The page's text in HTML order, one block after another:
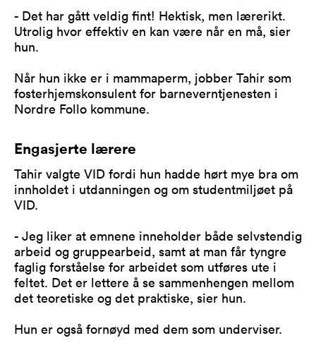
- Det har gått veldig fint! Hektisk, men lærerikt.
Utrolig hvor effektiv en kan være når en må, sier
hun.
Når hun ikke er i mammaperm, jobber Tahir som
fosterhjemskonsulent for barneverntjenesten i
Nordre Follo kommune.
Engasjerte lærere
Tahir valgte VID fordi hun hadde hørt mye bra om
innholdet i utdanningen og om studentmiljøet på
VID.
- Jeg liker at emnene inneholder både selvstendig
arbeid og gruppearbeid, samt at man får tyngre
faglig forståelse for arbeidet som utføres ute i
feltet. Det er lettere å se sammenhengen mellom
det teoretiske og det praktiske, sier hun.
Hun er også fornøyd med dem som underviser.